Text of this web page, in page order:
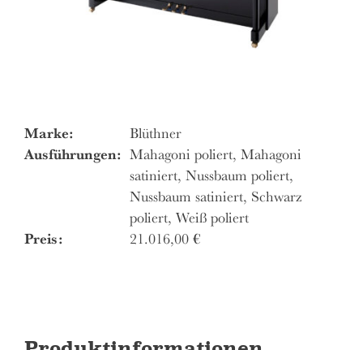
Marke: Blüthner
Ausführungen: Mahagoni poliert, Mahagoni
satiniert, Nussbaum poliert,
Nussbaum satiniert, Schwarz
poliert, Weiß poliert
Preis: 21.016,00 €